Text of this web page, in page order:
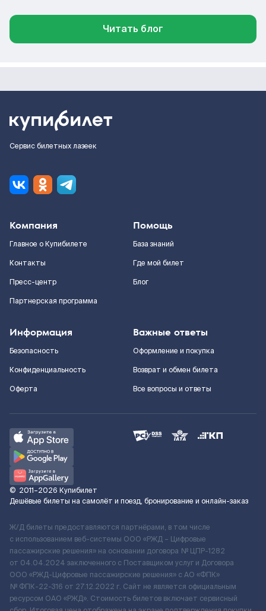
Читать блог
Сервис билетных лазеек
Компания
Главное о Купибилете
Контакты
Пресс-центр
Партнерская программа
Помощь
База знаний
Где мой билет
Блог
Информация
Безопасность
Конфиденциальность
Оферта
Важные ответы
Оформление и покупка
Возврат и обмен билета
Все вопросы и ответы
© 2011–2026 Купибилет
Дешёвые билеты на самолёт и поезд, бронирование и онлайн-заказ
Ж/Д билеты предоставляются партнёрами, в том числе
с использованием веб-системы ООО «РЖД – Цифровые
пассажирские решения» на основании договора № ЦПР-1282
от 04.04.2024 заключенного с Поставщиком услуг и Договора
ООО «РЖД-Цифровые пассажирские решения» c АО «ФПК»
№ ФПК-22-316 от 27.12.2022 г. Сайт не является официальным
ресурсом ОАО «РЖД». Стоимость билетов включает сервисный